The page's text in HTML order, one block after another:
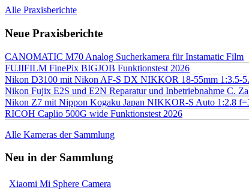
Alle Praxisberichte
Neue Praxisberichte
CANOMATIC M70 Analog Sucherkamera für Instamatic Film
FUJIFILM FinePix BIGJOB Funktionstest 2026
Nikon D3100 mit Nikon AF-S DX NIKKOR 18-55mm 1:3.5-
Nikon Fujix E2S und E2N Reparatur und Inbetriebnahme C.
Nikon Z7 mit Nippon Kogaku Japan NIKKOR-S Auto 1:2.8
RICOH Caplio 500G wide Funktionstest 2026
Alle Kameras der Sammlung
Neu in der Sammlung
Xiaomi Mi Sphere Camera